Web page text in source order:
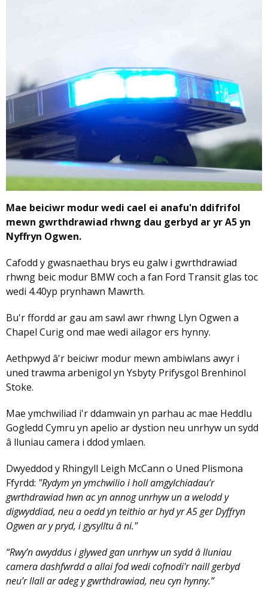
Mae beiciwr modur wedi cael ei anafu'n ddifrifol
mewn gwrthdrawiad rhwng dau gerbyd ar yr A5 yn
Nyffryn Ogwen.
Cafodd y gwasnaethau brys eu galw i gwrthdrawiad
rhwng beic modur BMW coch a fan Ford Transit glas toc
wedi 4.40yp prynhawn Mawrth.
Bu'r ffordd ar gau am sawl awr rhwng Llyn Ogwen a
Chapel Curig ond mae wedi ailagor ers hynny.
Aethpwyd â'r beiciwr modur mewn ambiwlans awyr i
uned trawma arbenigol yn Ysbyty Prifysgol Brenhinol
Stoke.
Mae ymchwiliad i'r ddamwain yn parhau ac mae Heddlu
Gogledd Cymru yn apelio ar dystion neu unrhyw un sydd
â lluniau camera i ddod ymlaen.
Dwyeddod y Rhingyll Leigh McCann o Uned Plismona
Ffyrdd: "Rydym yn ymchwilio i holl amgylchiadau’r
gwrthdrawiad hwn ac yn annog unrhyw un a welodd y
digwyddiad, neu a oedd yn teithio ar hyd yr A5 ger Dyffryn
Ogwen ar y pryd, i gysylltu â ni."
“Rwy’n awyddus i glywed gan unrhyw un sydd â lluniau
camera dashfwrdd a allai fod wedi cofnodi'r naill gerbyd
neu’r llall ar adeg y gwrthdrawiad, neu cyn hynny.”